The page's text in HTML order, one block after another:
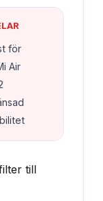
för
Air